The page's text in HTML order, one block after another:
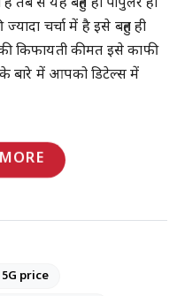
से यह बहुत ही पॉपुलर हो
चर्चा में है इसे बहुत ही
किफायती कीमत इसे काफी
बारे में आपको डिटेल्स में
price